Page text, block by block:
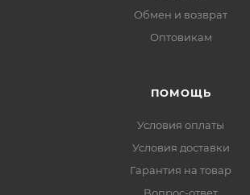
Обмен и возврат
Оптовикам
ПОМОЩЬ
Условия оплаты
Условия доставки
Гарантия на товар